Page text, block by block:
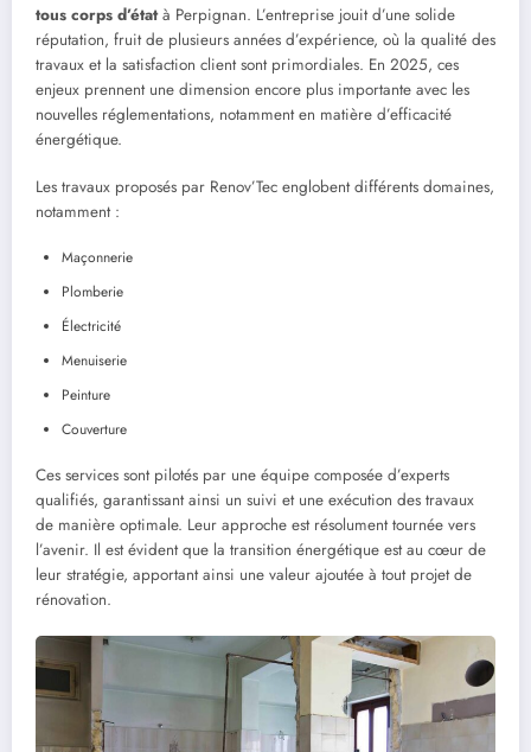
tous corps d’étatà Perpignan. L’entreprise jouit d’une solide
réputation, fruit de plusieurs années d’expérience, où la qualité des
travaux et la satisfaction client sont primordiales. En 2025, ces
enjeux prennent une dimension encore plus importante avec les
nouvelles réglementations, notamment en matière d’efficacité
énergétique.
Les travaux proposés par Renov’Tec englobent différents domaines,
notamment :
Maçonnerie
Plomberie
Électricité
Menuiserie
Peinture
Couverture
Ces services sont pilotés par une équipe composée d’experts
qualifiés, garantissant ainsi un suivi et une exécution des travaux
de manière optimale. Leur approche est résolument tournée vers
l’avenir. Il est évident que la transition énergétique est au cœur de
leur stratégie, apportant ainsi une valeur ajoutée à tout projet de
rénovation.